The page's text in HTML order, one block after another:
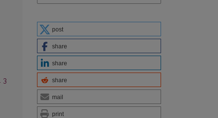
post
share
share
share
mail
print
3